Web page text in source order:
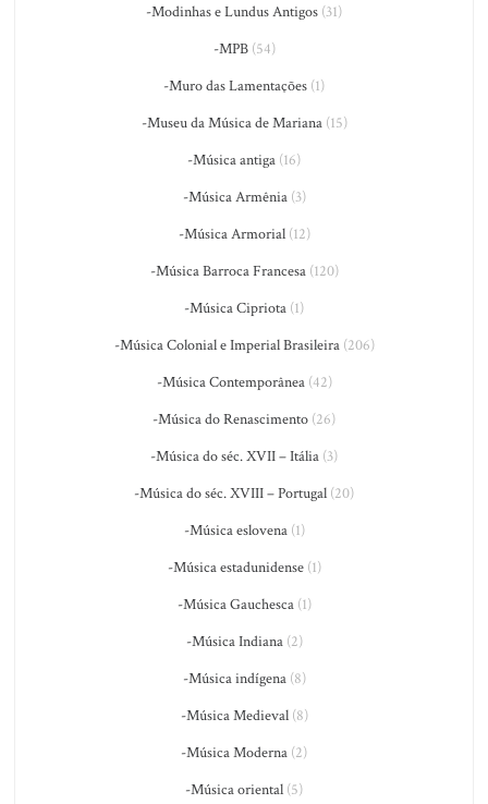
-Modinhas e Lundus Antigos (31)
-MPB(54)
-Muro das Lamentações (1)
-Museu da Música de Mariana(15)
-Música antiga (16)
-Música Armênia(3)
-Música Armorial(12)
-Música Barroca Francesa(120)
-Música Cipriota (1)
-Música Colonial e Imperial Brasileira(206)
-Música Contemporânea(42)
-Música do Renascimento (26)
-Música do séc. XVII – Itália (3)
-Música do séc. XVIII – Portugal (20)
-Música eslovena(1)
-Música estadunidense(1)
-Música Gauchesca(1)
-Música Indiana(2)
-Música indígena(8)
-Música Medieval(8)
-Música Moderna (2)
-Música oriental (5)